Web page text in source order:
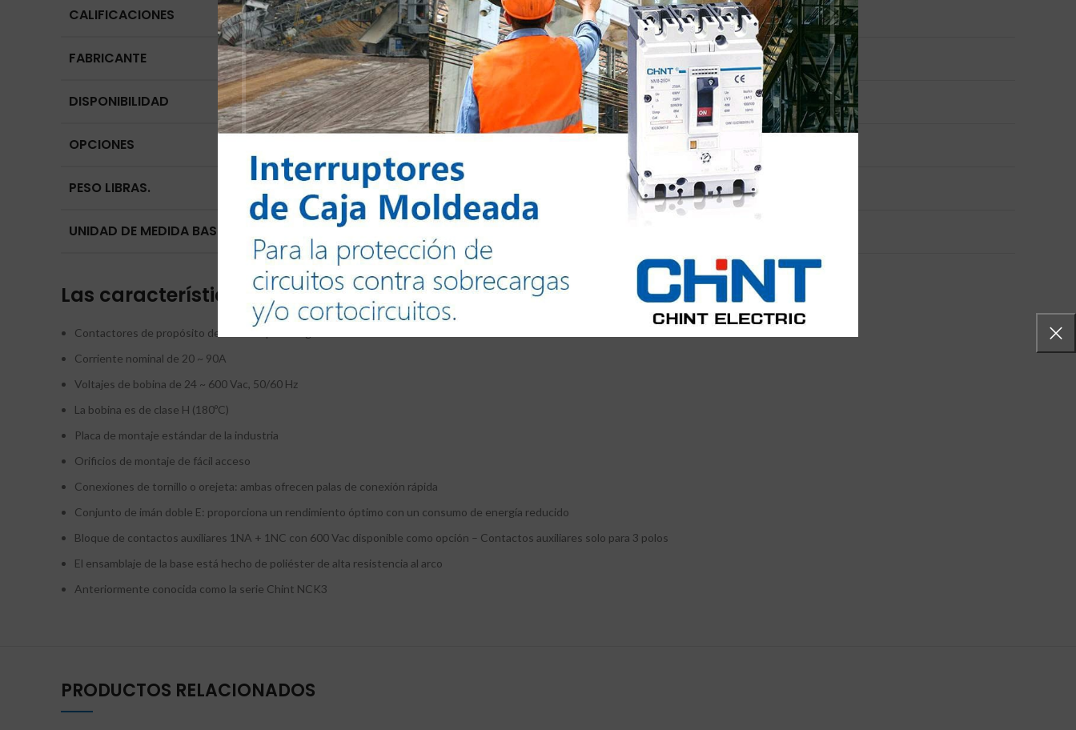
Todos los derechos reservados @2024
CALIFICACIONES Ver especificaciones
FABRICANTE Noark
DISPONIBILIDAD Por favor contáctenos
OPCIONES Sin opciones especiales
PESO LIBRAS. 3.000000
UNIDAD DE MEDIDA BASE
Las características de la serie incluyen:
Contactores de propósito definido de precio agresivo
Corriente nominal de 20 ~ 90A
Voltajes de bobina de 24 ~ 600 Vac, 50/60 Hz
La bobina es de clase H (180ºC)
Placa de montaje estándar de la industria
Orificios de montaje de fácil acceso
Conexiones de tornillo o orejeta: ambas ofrecen palas de conexión rápida
Conjunto de imán doble E: proporciona un rendimiento óptimo con un consumo de energía reducido
Bloque de contactos auxiliares 1NA + 1NC con 600 Vac disponible como opción – Contactos auxiliares solo para 3 polos
El ensamblaje de la base está hecho de poliéster de alta resistencia al arco
Anteriormente conocida como la serie Chint NCK3
PRODUCTOS RELACIONADOS